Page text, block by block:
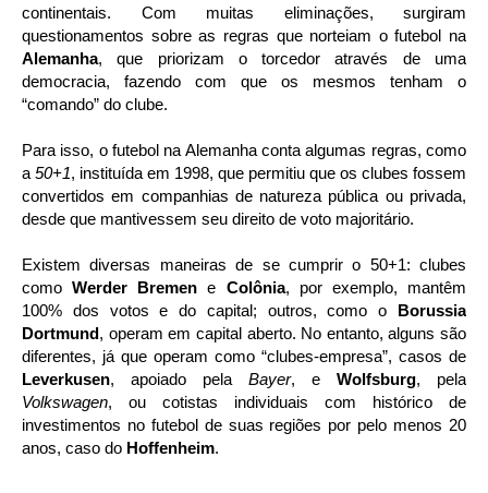
continentais. Com muitas eliminações, surgiram
questionamentos sobre as regras que norteiam o futebol na
Alemanha, que priorizam o torcedor através de uma
democracia, fazendo com que os mesmos tenham o
“comando” do clube.
Para isso, o futebol na Alemanha conta algumas regras, como
a 50+1, instituída em 1998, que permitiu que os clubes fossem
convertidos em companhias de natureza pública ou privada,
desde que mantivessem seu direito de voto majoritário.
Existem diversas maneiras de se cumprir o 50+1: clubes
comoWerder Bremen e Colônia, por exemplo, mantêm
100% dos votos e do capital; outros, como o Borussia
Dortmund, operam em capital aberto. No entanto, alguns são
diferentes, já que operam como “clubes-empresa”, casos de
Leverkusen, apoiado pela Bayer, e Wolfsburg, pela
Volkswagen, ou cotistas individuais com histórico de
investimentos no futebol de suas regiões por pelo menos 20
anos, caso do Hoffenheim.